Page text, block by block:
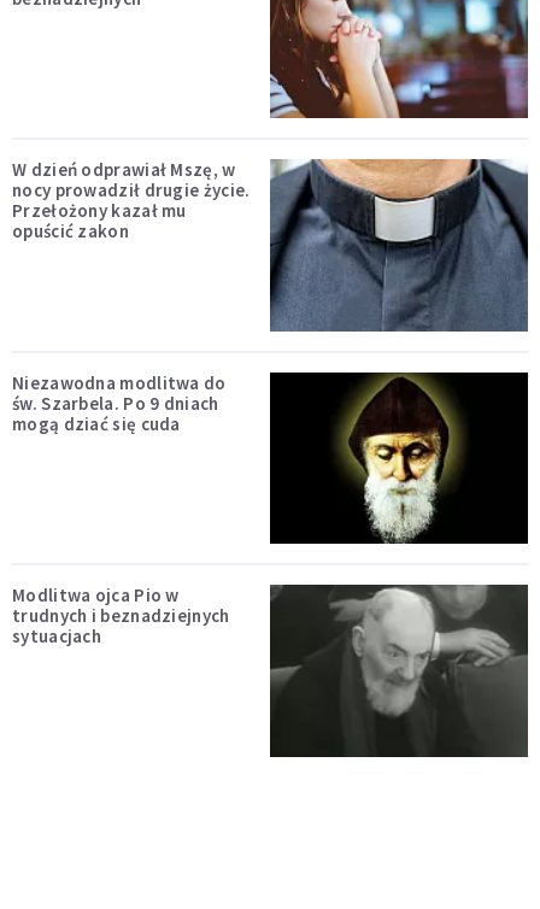
W dzień odprawiał Mszę, w
nocy prowadził drugie życie.
Przełożony kazał mu
opuścić zakon
Niezawodna modlitwa do
św. Szarbela. Po 9 dniach
mogą dziać się cuda
Modlitwa ojca Pio w
trudnych i beznadziejnych
sytuacjach